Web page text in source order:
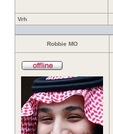
Vrh
Robbie MO